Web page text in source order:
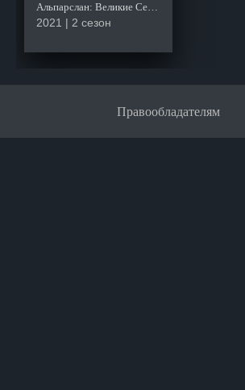
Альпарслан: Великие Сельджуки
2021 | 2 сезон
Правообладателям